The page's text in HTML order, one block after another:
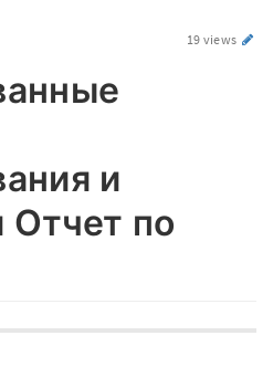
19 views
и
Отчет по